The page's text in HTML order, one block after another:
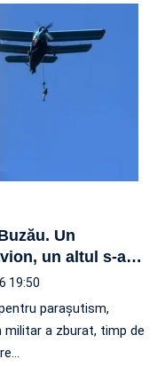
Un
un altul s-a…
19:50
parașutism,
militar a zburat, timp de